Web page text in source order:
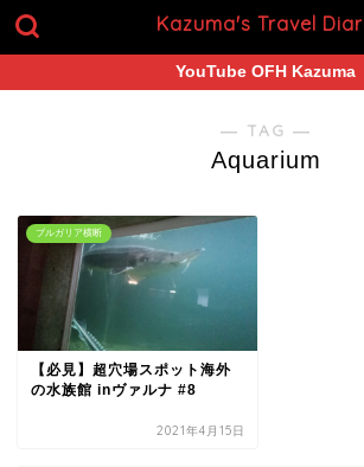
Kazuma's Travel
YouTube OFH Kazuma
― TAG ―
Aquarium
ブルガリア横断
【必見】超穴場スポット海外
の水族館 inヴァルナ #8
2021年4月15日